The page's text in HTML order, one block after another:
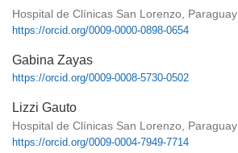
Hospital de Clínicas San Lorenzo, Paraguay
https://orcid.org/0009-0000-0898-0654
Gabina Zayas
https://orcid.org/0009-0008-5730-0502
Lizzi Gauto
Hospital de Clínicas San Lorenzo, Paraguay
https://orcid.org/0009-0004-7949-7714